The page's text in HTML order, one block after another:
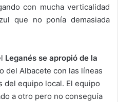
con mucha verticalidad
que no ponía demasiada
Leganés se apropió de la
del Albacete con las líneas
del equipo local. El equipo
a otro pero no conseguía